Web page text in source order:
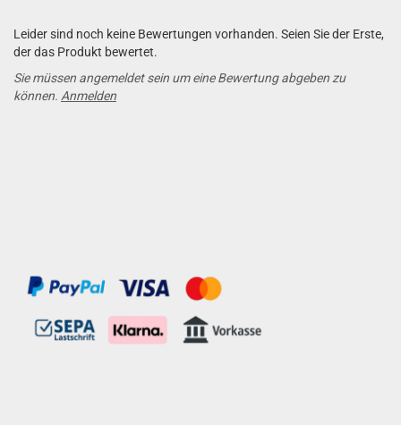
Leider sind noch keine Bewertungen vorhanden. Seien Sie der Erste,
der das Produkt bewertet.
Sie müssen angemeldet sein um eine Bewertung abgeben zu
können. Anmelden